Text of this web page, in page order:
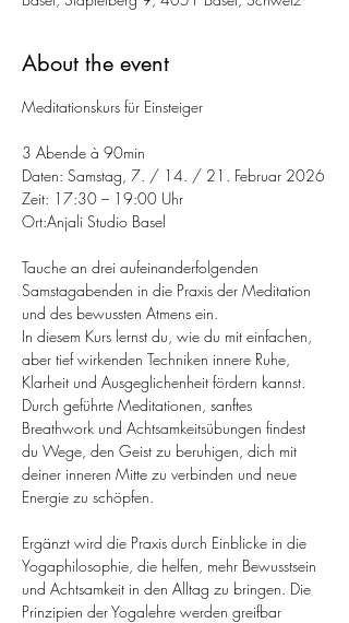
About the event
Meditationskurs für Einsteiger
3 Abende à 90min
Daten: Samstag, 7. / 14. / 21. Februar 2026
Zeit: 17:30 – 19:00 Uhr
Ort:Anjali Studio Basel
Tauche an drei aufeinanderfolgenden
Samstagabenden in die Praxis der Meditation
und des bewussten Atmens ein.
In diesem Kurs lernst du, wie du mit einfachen,
aber tief wirkenden Techniken innere Ruhe,
Klarheit und Ausgeglichenheit fördern kannst.
Durch geführte Meditationen, sanftes
Breathwork und Achtsamkeitsübungen findest
du Wege, den Geist zu beruhigen, dich mit
deiner inneren Mitte zu verbinden und neue
Energie zu schöpfen.
Ergänzt wird die Praxis durch Einblicke in die
Yogaphilosophie, die helfen, mehr Bewusstsein
und Achtsamkeit in den Alltag zu bringen. Die
Prinzipien der Yogalehre werden greifbar